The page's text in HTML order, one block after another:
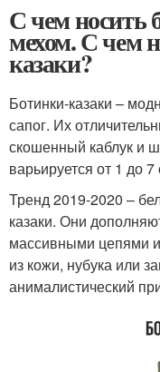
С чем носить
мехом. С чем
казаки?
Ботинки-казаки –
сапог. Их
скошенный каблук и
варьируется от 1 до 7
Тренд 2019-2020 –
казаки. Они
массивными цепями
из кожи, нубука или
анималистический